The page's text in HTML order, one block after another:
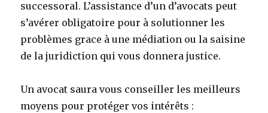
successoral. L’assistance d’un d’avocats peut
s’avérer obligatoire pour à solutionner les
problèmes grace à une médiation ou la saisine
de la juridiction qui vous donnera justice.
Un avocat saura vous conseiller les meilleurs
moyens pour protéger vos intérêts :